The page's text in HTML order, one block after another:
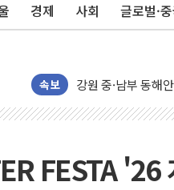
경제 사회 글로벌·
속보
인제 용대리 계곡
동해시, 11~14일 '
청양 밭에서 일하
폭염에 車 운전면
'호우 특보' 경북 울
주말 무더위·열대
FESTA '26